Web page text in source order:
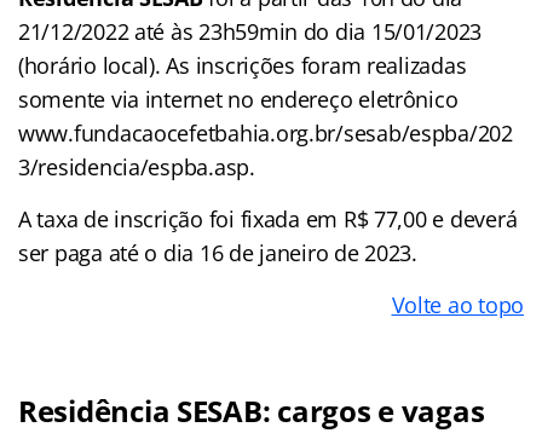
21/12/2022 até às 23h59min do dia 15/01/2023
(horário local). As inscrições foram realizadas
somente via internet no endereço eletrônico
www.fundacaocefetbahia.org.br/sesab/espba/202
3/residencia/espba.asp.
A taxa de inscrição foi fixada em R$ 77,00 e deverá
ser paga até o dia 16 de janeiro de 2023.
Volte ao topo
Residência SESAB: cargos e vagas